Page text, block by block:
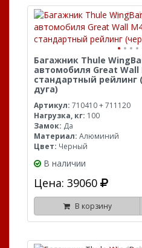
Багажник Thule
автомобиля Great Wall
стандартный рейлинг
дуга)
Артикул: 710410 + 711120
Нагрузка, кг: 100
Замок: Да
Материал: Алюминий
Цвет: Черный
В наличии
Цена: 39060
В корзину